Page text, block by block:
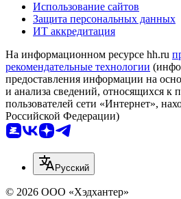
Использование сайтов
Защита персональных данных
ИТ аккредитация
На информационном ресурсе hh.ru
рекомендательные технологии
предоставления информации на
и анализа сведений, относящихся к
пользователей сети «Интернет»,
Российской Федерации)
Русский
© 2026 ООО «Хэдхантер»